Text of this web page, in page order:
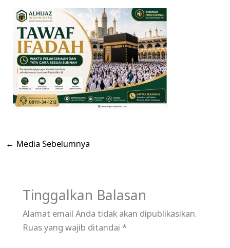
← Media Sebelumnya
Tinggalkan Balasan
Alamat email Anda tidak akan dipublikasikan.
Ruas yang wajib ditandai *